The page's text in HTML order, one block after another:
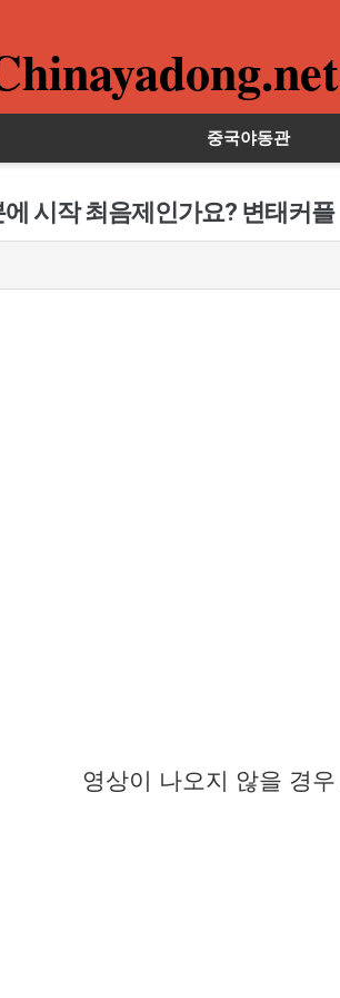
중국야동관
시작 최음제인가요? 변태커플
영상이 나오지 않을 경우